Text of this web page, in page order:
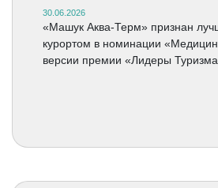
30.06.2026
«Машук Аква-Терм» признан
курортом в номинации
версии премии «Лидеры